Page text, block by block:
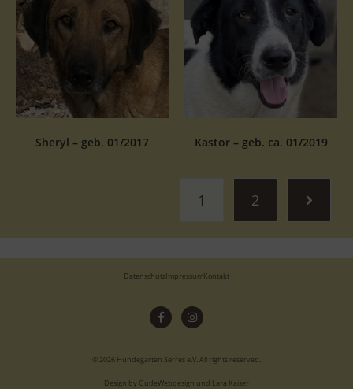
Sheryl – geb. 01/2017 Kastor – geb. ca. 01/2019
1 2
© 2026 Hundegarten Serres e.V. All rights reserved.
Design by GudeWebdesign und Lara Kaiser
DatenschutzImpressumKontakt